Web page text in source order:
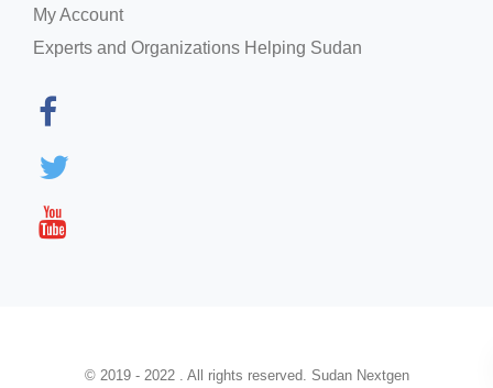
My Account
Experts and Organizations Helping Sudan
© 2019 - 2022 . All rights reserved. Sudan Nextgen